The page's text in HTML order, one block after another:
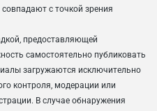
с точкой зрения
предоставляющей
самостоятельно публиковать
загружаются исключительно
контроля, модерации или
В случае обнаружения